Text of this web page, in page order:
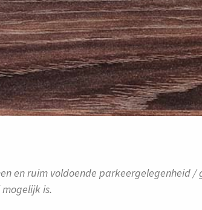
en ruim voldoende parkeergelegenheid
is.